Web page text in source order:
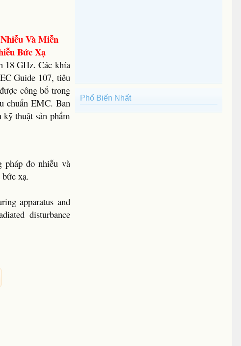
Và Miễn
Bức Xạ
18 GHz. Các khía
Guide 107, tiêu
công bố trong
chuẩn EMC. Ban
thuật sản phẩm
pháp đo nhiễu và
xạ.
apparatus and
disturbance
Phổ Biến Nhất